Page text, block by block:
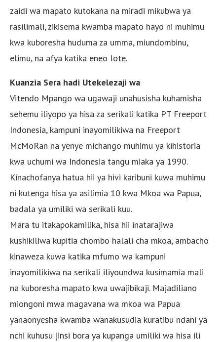
zaidi wa mapato kutokana na miradi mikubwa ya
rasilimali, zikisema kwamba mapato hayo ni muhimu
kwa kuboresha huduma za umma, miundombinu,
elimu, na afya katika eneo lote.
Kuanzia Sera hadi Utekelezaji wa
Vitendo Mpango wa ugawaji unahusisha kuhamisha
sehemu iliyopo ya hisa za serikali katika PT Freeport
Indonesia, kampuni inayomilikiwa na Freeport
McMoRan na yenye michango muhimu ya kihistoria
kwa uchumi wa Indonesia tangu miaka ya 1990.
Kinachofanya hatua hii ya hivi karibuni kuwa muhimu
ni kutenga hisa ya asilimia 10 kwa Mkoa wa Papua,
badala ya umiliki wa serikali kuu.
Mara tu itakapokamilika, hisa hii inatarajiwa
kushikiliwa kupitia chombo halali cha mkoa, ambacho
kinaweza kuwa katika mfumo wa kampuni
inayomilikiwa na serikali iliyoundwa kusimamia mali
na kuboresha mapato kwa uwajibikaji. Majadiliano
miongoni mwa magavana wa mkoa wa Papua
yanaonyesha kwamba wanakusudia kuratibu ndani ya
nchi kuhusu jinsi bora ya kupanga umiliki wa hisa ili